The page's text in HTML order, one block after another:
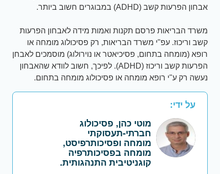
אבחון הפרעות קשב (ADHD) במבוגרים חשוב ביותר.
משרד הבריאות פרסם תקנות ואמות מידה לאבחון הפרעות
קשב וריכוז. עפ"י משרד הבריאות, רק פסיכולוג מומחה או
רופא (מומחה בתחום, פסיכיאטר או נוירולוג) מוסמכים לאבחן
הפרעות קשב וריכוז (ADHD). לפיכך, חשוב לוודא שהאבחון
נעשה רק ע"י רופא מומחה או פסיכולוג מומחה בתחום.
על ידי:
מוטי כהן, פסיכולוג
חברתי-תעסוקתי
מומחה ופסיכותרפיסט,
מומחה בפסיכותרפיה
קוגניטיבית התנהגותית.